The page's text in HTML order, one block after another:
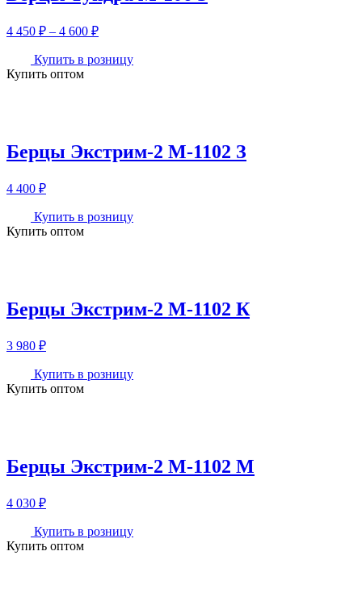
4 450 ₽ – 4 600 ₽Диапазон
4
Купить в розницу
Купить оптом
Берцы Экстрим-2 М-1102 З
4 400 ₽
Купить в розницу
Купить оптом
Берцы Экстрим-2 М-1102 К
3 980 ₽
Купить в розницу
Купить оптом
Берцы Экстрим-2 М-1102 М
4 030 ₽
Купить в розницу
Купить оптом